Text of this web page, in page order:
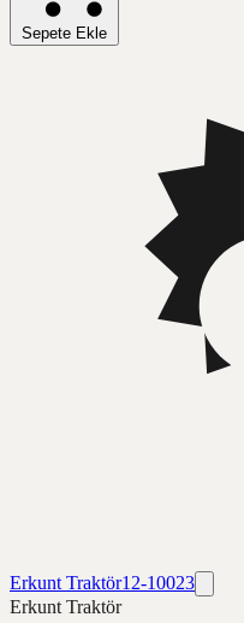
Sepete Ekle
Erkunt Traktör12-10023
Erkunt Traktör